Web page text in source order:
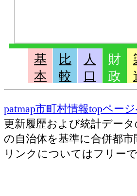
基
本
比
較
人
口
財
政
patmap市町村情報topペー
更新履歴および統計デー
の自治体を基準に合併都
リンクについてはフリー